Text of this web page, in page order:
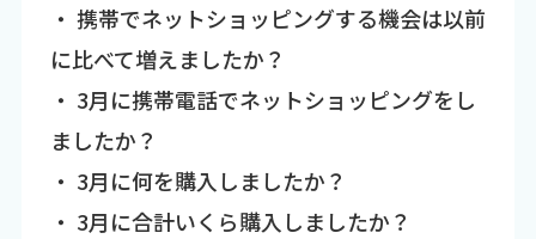
・ 携帯でネットショッピングする機会は以前
に比べて増えましたか？
・ 3月に携帯電話でネットショッピングをし
ましたか？
・ 3月に何を購入しましたか？
・ 3月に合計いくら購入しましたか？